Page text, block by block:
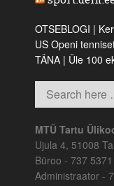
OTSEBLOGI |
US Openi
TÄNA | Üle 100
MTÜ Tartu
Ujula 4, 51008
Büroo - 737 5371
Administraator -